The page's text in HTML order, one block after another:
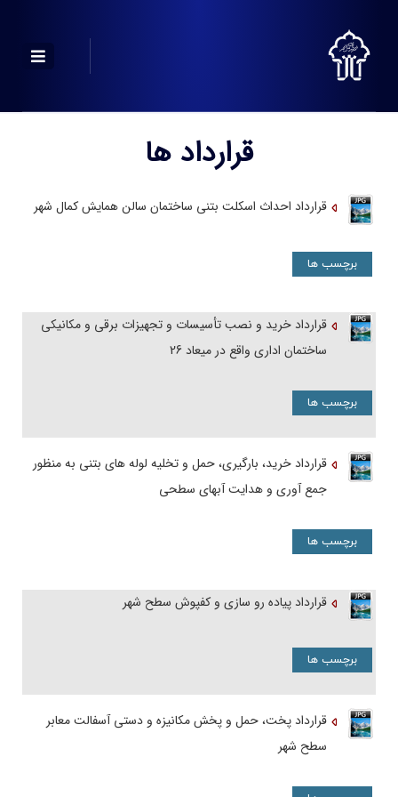
قرارداد ها
قرارداد احداث اسکلت بتنی ساختمان سالن همایش کمال شهر
برچسب ها
قرارداد خرید و نصب تأسیسات و تجهیزات برقی و مکانیکی
ساختمان اداری واقع در میعاد 26
برچسب ها
قرارداد خرید، بارگیری، حمل و تخلیه لوله‏ های بتنی به منظور
جمع‏ آوری و هدایت آبهای سطحی
برچسب ها
قرارداد پیاده رو سازی و کفپوش سطح شهر
برچسب ها
قرارداد پخت، حمل و پخش مکانیزه و دستی آسفالت معابر
سطح شهر